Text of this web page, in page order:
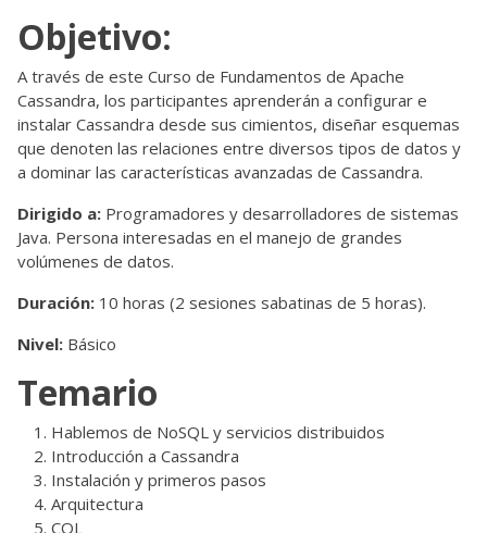
Objetivo:
A través de este Curso de Fundamentos de Apache
Cassandra, los participantes aprenderán a configurar e
instalar Cassandra desde sus cimientos, diseñar esquemas
que denoten las relaciones entre diversos tipos de datos y
a dominar las características avanzadas de Cassandra.
Dirigido a: Programadores y desarrolladores de sistemas
Java. Persona interesadas en el manejo de grandes
volúmenes de datos.
Duración: 10 horas (2 sesiones sabatinas de 5 horas).
Nivel: Básico
Temario
Hablemos de NoSQL y servicios distribuidos
Introducción a Cassandra
Instalación y primeros pasos
Arquitectura
CQL